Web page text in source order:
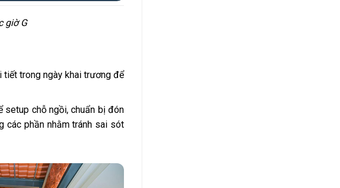
giờ G
tiết trong ngày khai trương để
setup chỗ ngồi, chuẩn bị đón
các phần nhằm tránh sai sót